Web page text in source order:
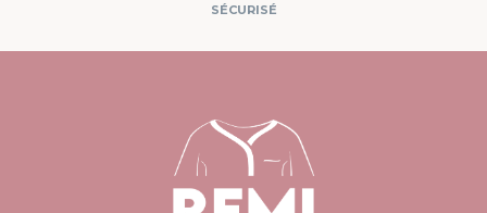
SÉCURISÉ